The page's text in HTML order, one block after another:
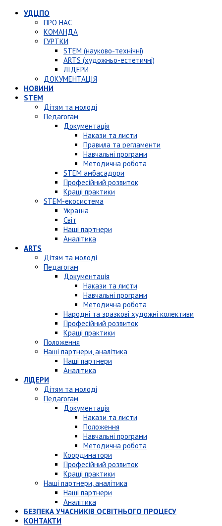
УДЦПО
ПРО НАС
КОМАНДА
ГУРТКИ
STEM (науково-технічні)
ARTS (художньо-естетичні)
ЛІДЕРИ
ДОКУМЕНТАЦІЯ
НОВИНИ
STEM
Дітям та молоді
Педагогам
Документація
Накази та листи
Правила та регламенти
Навчальні програми
Методична робота
STEM амбасадори
Професійний розвиток
Кращі практики
STEM-екосистема
Україна
Світ
Наші партнери
Аналітика
ARTS
Дітям та молоді
Педагогам
Документація
Накази та листи
Навчальні програми
Методична робота
Народні та зразкові художні колективи
Професійний розвиток
Кращі практики
Положення
Наші партнери, аналітика
Наші партнери
Аналітика
ЛІДЕРИ
Дітям та молоді
Педагогам
Документація
Накази та листи
Положення
Навчальні програми
Методична робота
Координатори
Професійний розвиток
Кращі практики
Наші партнери, аналітика
Наші партнери
Аналітика
БЕЗПЕКА УЧАСНИКІВ ОСВІТНЬОГО ПРОЦЕСУ
КОНТАКТИ